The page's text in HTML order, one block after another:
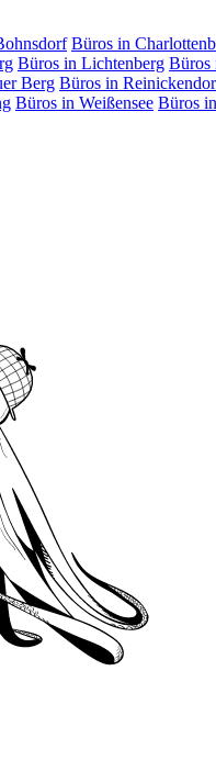
Büros in
Büros in Lichtenberg Büros
Berg Büros in
Büros in Weißensee Büros